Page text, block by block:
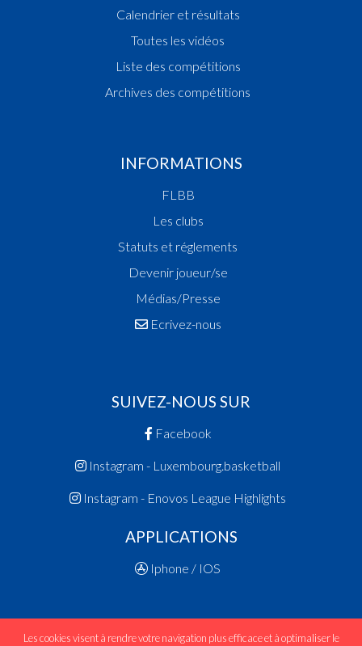
Calendrier et résultats
Toutes les vidéos
Liste des compétitions
Archives des compétitions
INFORMATIONS
FLBB
Les clubs
Statuts et réglements
Devenir joueur/se
Médias/Presse
Ecrivez-nous
SUIVEZ-NOUS SUR
Facebook
Instagram - Luxembourg.basketball
Instagram - Enovos League Highlights
APPLICATIONS
Iphone / IOS
Les cookies visent à rendre votre navigation plus efficace et à optimaliser le